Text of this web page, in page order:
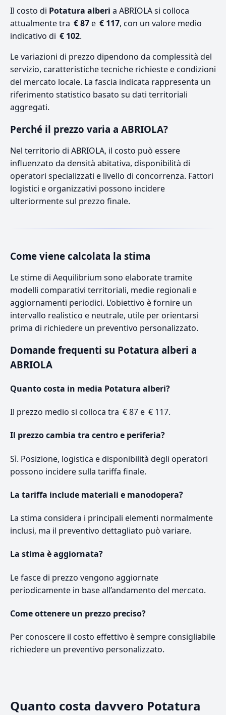
Il costo di Potatura alberi a ABRIOLA si colloca
attualmente tra € 87e € 117, con un valore medio
indicativo di € 102.
Le variazioni di prezzo dipendono da complessità del
servizio, caratteristiche tecniche richieste e condizioni
del mercato locale. La fascia indicata rappresenta un
riferimento statistico basato su dati territoriali
aggregati.
Perché il prezzo varia a ABRIOLA?
Nel territorio di ABRIOLA, il costo può essere
influenzato da densità abitativa, disponibilità di
operatori specializzati e livello di concorrenza. Fattori
logistici e organizzativi possono incidere
ulteriormente sul prezzo finale.
Come viene calcolata la stima
Le stime di Aequilibrium sono elaborate tramite
modelli comparativi territoriali, medie regionali e
aggiornamenti periodici. L’obiettivo è fornire un
intervallo realistico e neutrale, utile per orientarsi
prima di richiedere un preventivo personalizzato.
Domande frequenti su Potatura alberi a
ABRIOLA
Quanto costa in media Potatura alberi?
Il prezzo medio si colloca tra € 87 e € 117.
Il prezzo cambia tra centro e periferia?
Sì. Posizione, logistica e disponibilità degli operatori
possono incidere sulla tariffa finale.
La tariffa include materiali e manodopera?
La stima considera i principali elementi normalmente
inclusi, ma il preventivo dettagliato può variare.
La stima è aggiornata?
Le fasce di prezzo vengono aggiornate
periodicamente in base all’andamento del mercato.
Come ottenere un prezzo preciso?
Per conoscere il costo effettivo è sempre consigliabile
richiedere un preventivo personalizzato.
Quanto costa davvero Potatura